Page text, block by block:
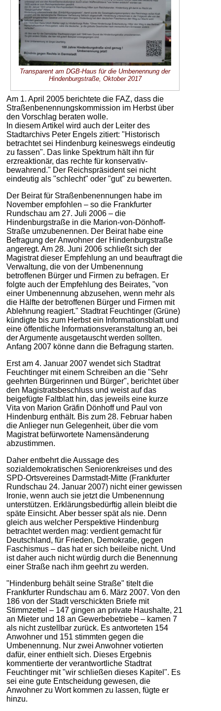
Transparent am DGB-Haus für die Umbenennung der
Hindenburgstraße, Oktober 2017
Am 1. April 2005 berichtete die FAZ, dass die
Straßenbenennungskommission im Herbst über
den Vorschlag beraten wolle.
In diesem Artikel wird auch der Leiter des
Stadtarchivs Peter Engels zitiert: "Historisch
betrachtet sei Hindenburg keineswegs eindeutig
zu fassen". Das linke Spektrum hält ihn für
erzreaktionär, das rechte für konservativ-
bewahrend." Der Reichspräsident sei nicht
eindeutig als "schlecht" oder "gut" zu bewerten.
Der Beirat für Straßenbenennungen habe im
November empfohlen – so die Frankfurter
Rundschau am 27. Juli 2006 – die
Hindenburgstraße in die Marion-von-Dönhoff-
Straße umzubenennen. Der Beirat habe eine
Befragung der Anwohner der Hindenburgstraße
angeregt. Am 28. Juni 2006 schließt sich der
Magistrat dieser Empfehlung an und beauftragt die
Verwaltung, die von der Umbenennung
betroffenen Bürger und Firmen zu befragen. Er
folgte auch der Empfehlung des Beirates, "von
einer Umbenennung abzusehen, wenn mehr als
die Hälfte der betroffenen Bürger und Firmen mit
Ablehnung reagiert." Stadtrat Feuchtinger (Grüne)
kündigte bis zum Herbst ein Informationsblatt und
eine öffentliche Informationsveranstaltung an, bei
der Argumente ausgetauscht werden sollten.
Anfang 2007 könne dann die Befragung starten.
Erst am 4. Januar 2007 wendet sich Stadtrat
Feuchtinger mit einem Schreiben an die "Sehr
geehrten Bürgerinnen und Bürger", berichtet über
den Magistratsbeschluss und weist auf das
beigefügte Faltblatt hin, das jeweils eine kurze
Vita von Marion Gräfin Dönhoff und Paul von
Hindenburg enthält. Bis zum 28. Februar haben
die Anlieger nun Gelegenheit, über die vom
Magistrat befürwortete Namensänderung
abzustimmen.
Daher entbehrt die Aussage des
sozialdemokratischen Seniorenkreises und des
SPD-Ortsvereines Darmstadt-Mitte (Frankfurter
Rundschau 24. Januar 2007) nicht einer gewissen
Ironie, wenn auch sie jetzt die Umbenennung
unterstützen. Erklärungsbedürftig allein bleibt die
späte Einsicht. Aber besser spät als nie. Denn
gleich aus welcher Perspektive Hindenburg
betrachtet werden mag: verdient gemacht für
Deutschland, für Frieden, Demokratie, gegen
Faschismus – das hat er sich beileibe nicht. Und
ist daher auch nicht würdig durch die Benennung
einer Straße nach ihm geehrt zu werden.
"Hindenburg behält seine Straße" titelt die
Frankfurter Rundschau am 6. März 2007. Von den
186 von der Stadt verschickten Briefe mit
Stimmzettel – 147 gingen an private Haushalte, 21
an Mieter und 18 an Gewerbebetriebe – kamen 7
als nicht zustellbar zurück. Es antworteten 154
Anwohner und 151 stimmten gegen die
Umbenennung. Nur zwei Anwohner votierten
dafür, einer enthielt sich. Dieses Ergebnis
kommentierte der verantwortliche Stadtrat
Feuchtinger mit "wir schließen dieses Kapitel". Es
sei eine gute Entscheidung gewesen, die
Anwohner zu Wort kommen zu lassen, fügte er
hinzu.